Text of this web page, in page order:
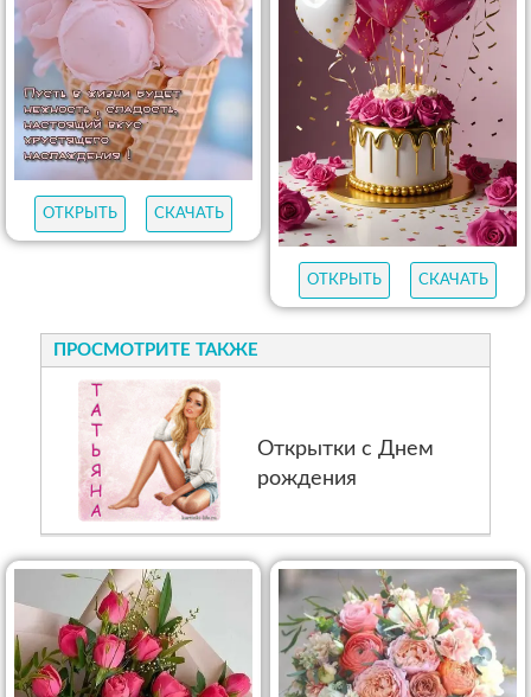
ОТКРЫТЬ СКАЧАТЬ
ОТКРЫТЬ СКАЧАТЬ
ПРОСМОТРИТЕ ТАКЖЕ
Открытки с Днем
рождения